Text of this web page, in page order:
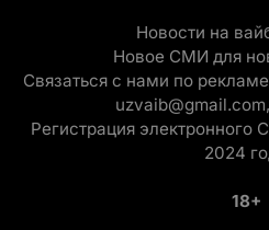
Новости на
Новое СМИ для
Связаться с нами по
uzvaib@gmail.com,
Регистрация
2024
18+